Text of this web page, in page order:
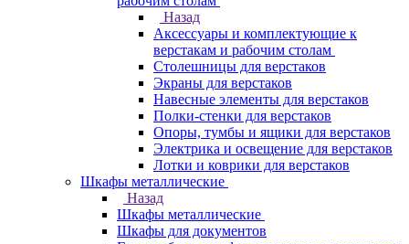
Назад
Аксессуары и комплектующие к
верстакам и рабочим столам
Столешницы для верстаков
Экраны для верстаков
Навесные элементы для верстаков
Полки-стенки для верстаков
Опоры, тумбы и ящики для верстаков
Электрика и освещение для верстаков
Лотки и коврики для верстаков
Шкафы металлические
Назад
Шкафы металлические
Шкафы для документов